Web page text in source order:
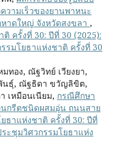
ามเร็วของยานพาหนะ
าดใหญ่ จังหวัดสงขลา ,
ครั้งที่ 30: ปีที่ 30 (2025):
รมโยธาแห่งชาติ ครั้งที่ 30
ทอง, ณัฐวิทย์ เวียงยา,
นธุ์, ณัฐธิดา ขวัญลิขิต,
เหมือนเนียม, กรณีศึกษา
กรีตชนิดผสมอุ่น ถนนสาย
ธาแห่งชาติ ครั้งที่ 30: ปีที่
ะชุมวิศวกรรมโยธาแห่ง